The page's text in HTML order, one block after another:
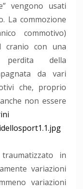
vengono usati
La commozione
commotivo)
cranio con una
perdita della
da vari
che, proprio
non essere
in
variazioni
variazioni